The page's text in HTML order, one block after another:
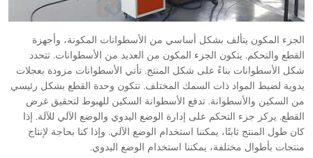
الجزء المكون يتألف بشكل أساسي من الأسطوانات المكونة، وأجهزة
القطع والتحكم. يتكون الجزء المكون من العديد من الأسطوانات. تتحدد
شكل الأسطوانات بناءً على شكل المنتج. تأتي الأسطوانات مزودة بعجلات
يدوية لضبط المواد ذات السمك المختلف. تتكون وحدة القطع بشكل رئيسي
من السكين والأسطوانة. تدفع الأسطوانة السكين للهبوط لتحقيق غرض
القطع. يركز جزء التحكم على إدارة الوضع اليدوي والوضع الآلي للآلة. إذا
كان طول المنتج ثابتًا، يمكننا استخدام الوضع الآلي. وإذا كنا بحاجة لإنتاج
منتجات بأطوال مختلفة، يمكننا استخدام الوضع اليدوي.